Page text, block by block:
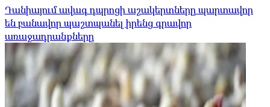
Դանիայում ավագ դպրոցի աշակերտները պարտավոր
են բանավոր պաշտպանել իրենց գրավոր
առաջադրանքները